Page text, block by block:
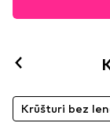
Krūšturi bez